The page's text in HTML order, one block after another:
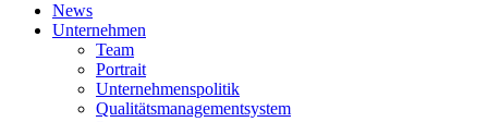
News
Unternehmen
Team
Portrait
Unternehmenspolitik
Qualitätsmanagementsystem